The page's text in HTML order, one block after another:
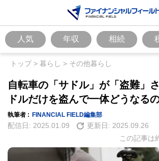
人気 年収 相続
トップ> 暮らし > その他暮らし
自転車の「サドル」が「盗難」
ドルだけを盗んで一体どうなる
執筆者 : FINANCIAL FIELD編集部
配信日: 2025.01.09 更新日: 2025.09.26
この記事は